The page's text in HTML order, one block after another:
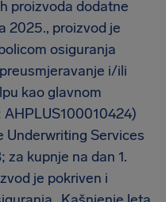
proizvoda dodatne
2025., proizvod je
osiguranja
i/ili
kao glavnom
Services
za kupnje na dan 1.
je pokriven i